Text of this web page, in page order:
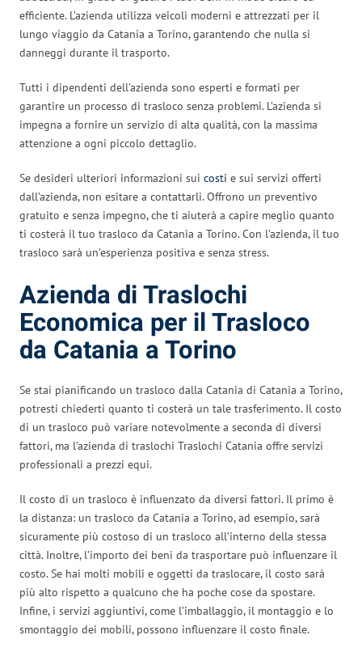
efficiente. L’azienda utilizza veicoli moderni e attrezzati per il
lungo viaggio da Catania a Torino, garantendo che nulla si
danneggi durante il trasporto.
Tutti i dipendenti dell’azienda sono esperti e formati per
garantire un processo di trasloco senza problemi. L’azienda si
impegna a fornire un servizio di alta qualità, con la massima
attenzione a ogni piccolo dettaglio.
Se desideri ulteriori informazioni sui costi e sui servizi offerti
dall’azienda, non esitare a contattarli. Offrono un preventivo
gratuito e senza impegno, che ti aiuterà a capire meglio quanto
ti costerà il tuo trasloco da Catania a Torino. Con l’azienda, il tuo
trasloco sarà un’esperienza positiva e senza stress.
Azienda di Traslochi
Economica per il Trasloco
da Catania a Torino
Se stai pianificando un trasloco dalla Catania di Catania a Torino,
potresti chiederti quanto ti costerà un tale trasferimento. Il costo
di un trasloco può variare notevolmente a seconda di diversi
fattori, ma l’azienda di traslochi Traslochi Catania offre servizi
professionali a prezzi equi.
Il costo di un trasloco è influenzato da diversi fattori. Il primo è
la distanza: un trasloco da Catania a Torino, ad esempio, sarà
sicuramente più costoso di un trasloco all’interno della stessa
città. Inoltre, l’importo dei beni da trasportare può influenzare il
costo. Se hai molti mobili e oggetti da traslocare, il costo sarà
più alto rispetto a qualcuno che ha poche cose da spostare.
Infine, i servizi aggiuntivi, come l’imballaggio, il montaggio e lo
smontaggio dei mobili, possono influenzare il costo finale.